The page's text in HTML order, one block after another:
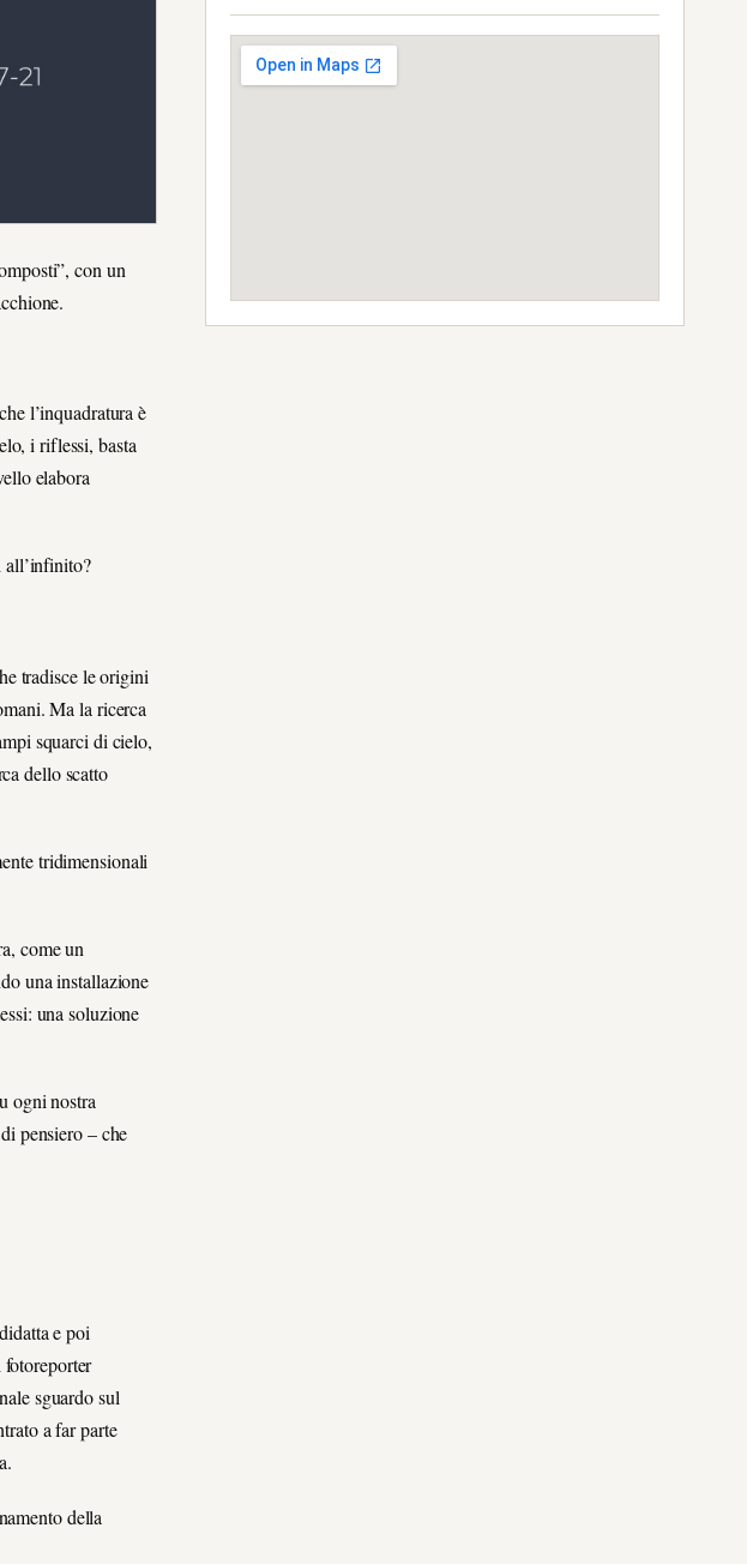
con un
l’inquadratura è
i riflessi, basta
elabora
all’infinito?
tradisce le origini
Ma la ricerca
squarci di cielo,
dello scatto
tridimensionali
come un
una installazione
una soluzione
ogni nostra
pensiero – che
e poi
sguardo sul
a far parte
della